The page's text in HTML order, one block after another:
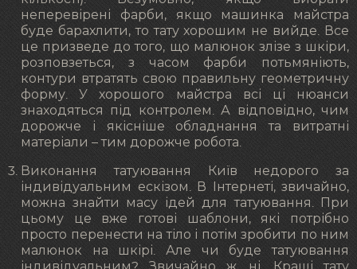
неперевірені фарби, якщо машинка майстра
буде барахлити, то тату хорошим не вийде. Все
це призведе до того, що малюнок злізе з шкіри,
розповзеться, з часом фарби потьмяніють,
контури втратять свою правильну геометричну
форму. У хорошого майстра всі ці нюанси
знаходяться під контролем. А відповідно, чим
дорожче і якісніше обладнання та витратні
матеріали – тим дорожче робота.
Виконання татуювання Київ недорого за
індивідуальним ескізом. В Інтернеті, звичайно,
можна знайти масу ідей для татуювання. При
цьому це вже готові шаблони, які потрібно
просто перенести на тіло і потім зробити по ним
малюнок на шкірі. Але чи буде татуювання
індивідуальним? Звичайно ж, ні. Кращі тату